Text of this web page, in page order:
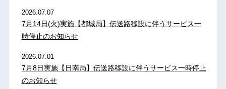
2026.07.07
7月14日(火)実施【都城局】伝送路移設に伴うサービス一
時停止のお知らせ
2026.07.01
7月8日実施【日南局】伝送路移設に伴うサービス一時停止
のお知らせ